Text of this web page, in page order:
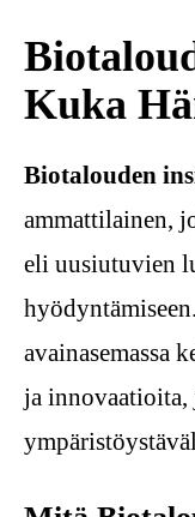
Kuka
Biotalouden
ammattilainen,
eli uusiutuvien
avainasemassa
ja innovaatioita,